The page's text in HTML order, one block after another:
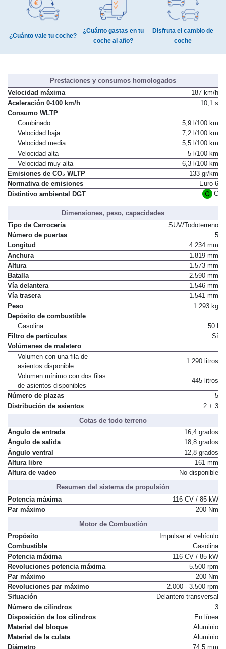
¿Cuánto vale tu coche?
¿Cuánto gastas en tu
coche al año?
Disfruta el cambio de
coche
Prestaciones y consumos homologados
Velocidad máxima
187 km/h
Aceleración 0-100 km/h
10,1 s
Consumo WLTP
Combinado
5,9 l/100 km
Velocidad baja
7,2 l/100 km
Velocidad media
5,5 l/100 km
Velocidad alta
5 l/100 km
Velocidad muy alta
6,3 l/100 km
Emisiones de CO₂ WLTP
133 gr/km
Normativa de emisiones
Euro 6
Distintivo ambiental DGT
C
Dimensiones, peso, capacidades
Tipo de Carrocería
SUV/Todoterreno
Número de puertas
5
Longitud
4.234 mm
Anchura
1.819 mm
Altura
1.573 mm
Batalla
2.590 mm
Vía delantera
1.546 mm
Vía trasera
1.541 mm
Peso
1.293 kg
Depósito de combustible
Gasolina
50 l
Filtro de partículas
Sí
Volúmenes de maletero
Volumen con una fila de
asientos disponible
1.290 litros
Volumen mínimo con dos filas
de asientos disponibles
445 litros
Número de plazas
5
Distribución de asientos
2 + 3
Cotas de todo terreno
Ángulo de entrada
16,4 grados
Ángulo de salida
18,8 grados
Ángulo ventral
12,8 grados
Altura libre
161 mm
Altura de vadeo
No disponible
Resumen del sistema de propulsión
Potencia máxima
116 CV / 85 kW
Par máximo
200 Nm
Motor de Combustión
Propósito
Impulsar el vehículo
Combustible
Gasolina
Potencia máxima
116 CV / 85 kW
Revoluciones potencia máxima
5.500 rpm
Par máximo
200 Nm
Revoluciones par máximo
2.000 - 3.500 rpm
Situación
Delantero transversal
Número de cilindros
3
Disposición de los cilindros
En línea
Material del bloque
Aluminio
Material de la culata
Aluminio
Diámetro
74,5 mm